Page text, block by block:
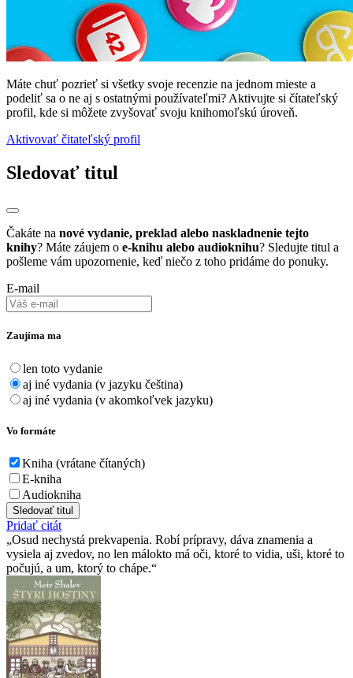
Máte chuť pozrieť si všetky svoje recenzie na jednom mieste a
podeliť sa o ne aj s ostatnými používateľmi? Aktivujte si čítateľský
profil, kde si môžete zvyšovať svoju knihomoľskú úroveň.
Aktivovať čitateľský profil
Sledovať titul
Čakáte na nové vydanie, preklad alebo naskladnenie tejto
knihy? Máte záujem o e-knihu alebo audioknihu? Sledujte titul a
pošleme vám upozornenie, keď niečo z toho pridáme do ponuky.
E-mail
Zaujíma ma
len toto vydanie
aj iné vydania (v jazyku čeština)
aj iné vydania (v akomkoľvek jazyku)
Vo formáte
Kniha (vrátane čítaných)
E-kniha
Audiokniha
Sledovať titul
Pridať citát
Osud nechystá prekvapenia. Robí prípravy, dáva znamenia a
vysiela aj zvedov, no len málokto má oči, ktoré to vidia, uši, ktoré to
počujú, a um, ktorý to chápe.